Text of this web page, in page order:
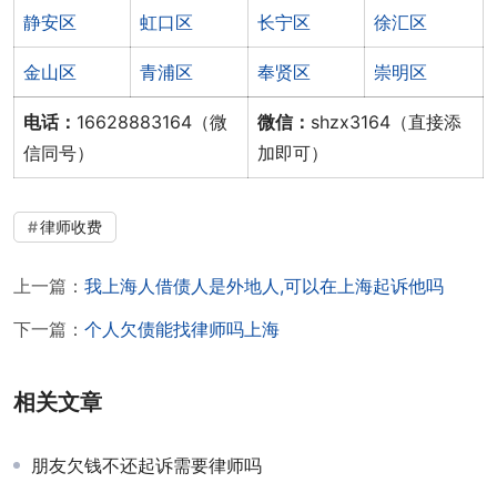
静安区 虹口区 长宁区 徐汇区
金山区 青浦区 奉贤区 崇明区
电话： 16628883164（微
信同号）
微信： shzx3164（直接添
加即可）
律师收费
上一篇： 我上海人借债人是外地人,可以在上海起诉他吗
下一篇： 个人欠债能找律师吗上海
相关文章
朋友欠钱不还起诉需要律师吗